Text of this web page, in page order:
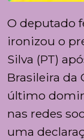
O deputado
ironizou o
Silva (PT)
Brasileira da
último
nas redes
uma